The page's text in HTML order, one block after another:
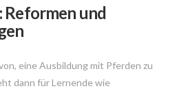
und
eine Ausbildung mit Pferden zu
dann für Lernende wie